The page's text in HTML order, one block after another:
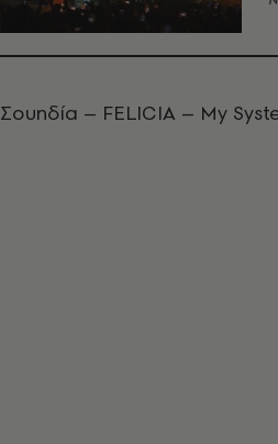
Σουηδία – FELICIA – My